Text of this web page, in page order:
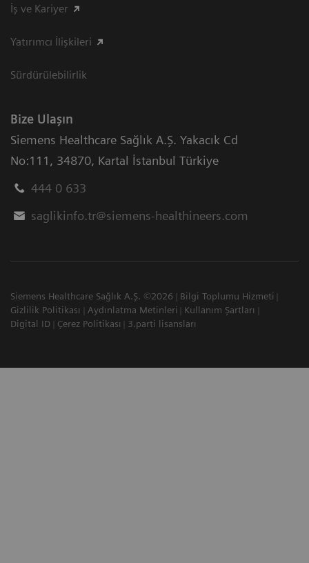
İş ve Kariyer
Yatırımcı İlişkileri
Sürdürülebilirlik
Bize Ulaşın
Siemens Healthcare Sağlık A.Ş. Yakacık Cd
No:111 , 34870, Kartal İstanbul Türkiye
444 0 633
saglikinfo.tr@siemens-healthineers.com
Siemens Healthcare Sağlık A.Ş. ©2026
Bilgi Toplumu Hizmeti
Gizlilik Politikası
Aydınlatma Metinleri
Kullanım Şartları
Digital ID
Çerez Politikası 3.parti lisansları